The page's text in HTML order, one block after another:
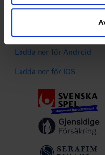
samlat in när du har använt
Spelarstatistik
Följ ditt favoritlag och få
Ladda ner för Android
Ladda ner för IOS